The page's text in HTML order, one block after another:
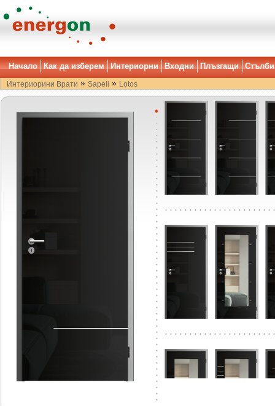
Начало Как да изберем Интериорни Входни Плъзгащи Стълби
Интериорини Врати » Sapeli » Lotos